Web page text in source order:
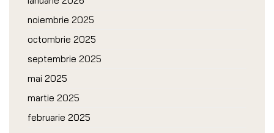
noiembrie 2025
octombrie 2025
septembrie 2025
mai 2025
martie 2025
februarie 2025